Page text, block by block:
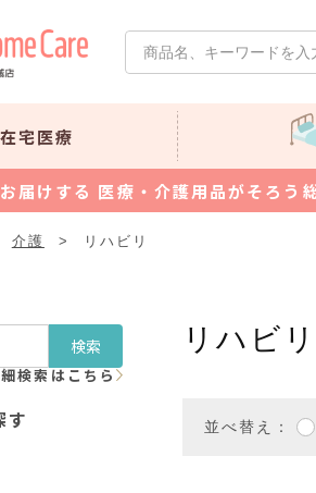
在宅医療
届けする 医療・介護用品がそろう
介護 > リハビリ
検索
検索はこちら
す
リハビリ
並べ替え：